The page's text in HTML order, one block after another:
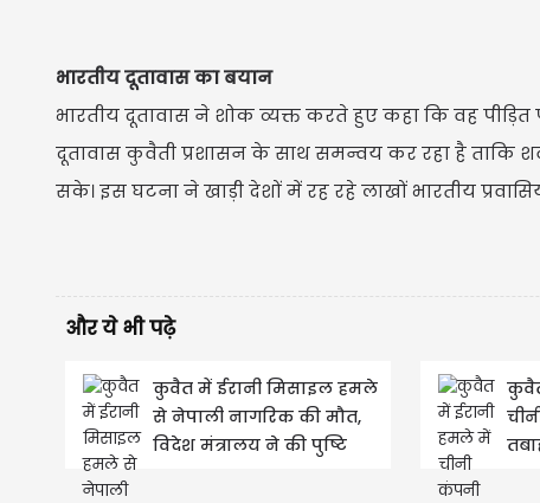
भारतीय दूतावास का बयान
भारतीय दूतावास ने शोक व्यक्त करते हुए कहा कि वह
दूतावास कुवैती प्रशासन के साथ समन्वय कर रहा है
सके। इस घटना ने खाड़ी देशों में रह रहे लाखों भारतीय
और ये भी पढ़े
कुवैत में ईरानी मिसाइल हमले
से नेपाली नागरिक की मौत,
विदेश मंत्रालय ने की पुष्टि